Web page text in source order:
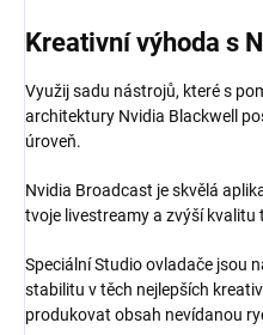
Kreativní výhoda s
Využij sadu nástrojů, které s
architektury Nvidia Blackwell
úroveň.
Nvidia Broadcast je skvělá
tvoje livestreamy a zvýší
Speciální Studio ovladače jsou
stabilitu v těch nejlepších
produkovat obsah nevídanou